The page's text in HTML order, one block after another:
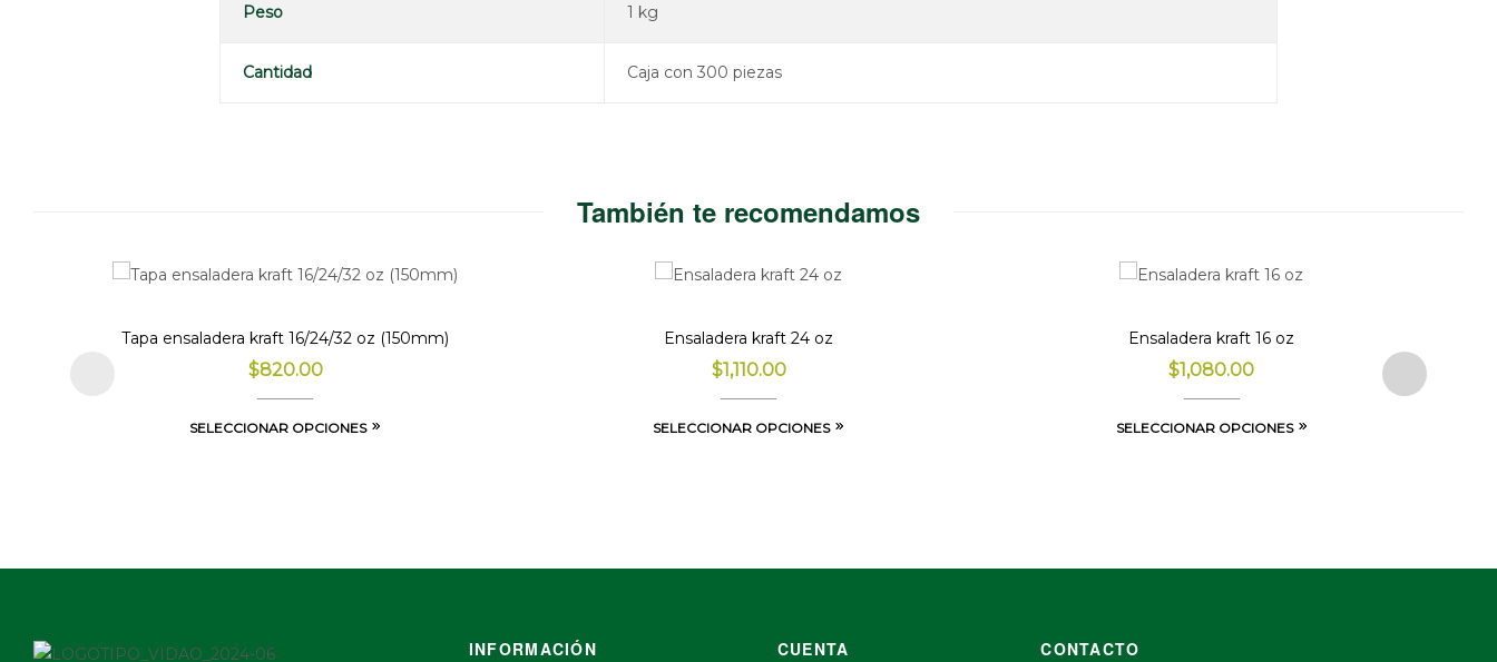
Peso 1 kg
Cantidad Caja con 300 piezas
También te recomendamos
Tapa ensaladera kraft 16/24/32 oz (150mm)
$820.00
SELECCIONAR OPCIONES
Ensaladera kraft 24 oz
$1,110.00
SELECCIONAR OPCIONES
Ensaladera kraft 16 oz
$1,080.00
SELECCIONAR OPCIONES
INFORMACIÓN CUENTA CONTACTO